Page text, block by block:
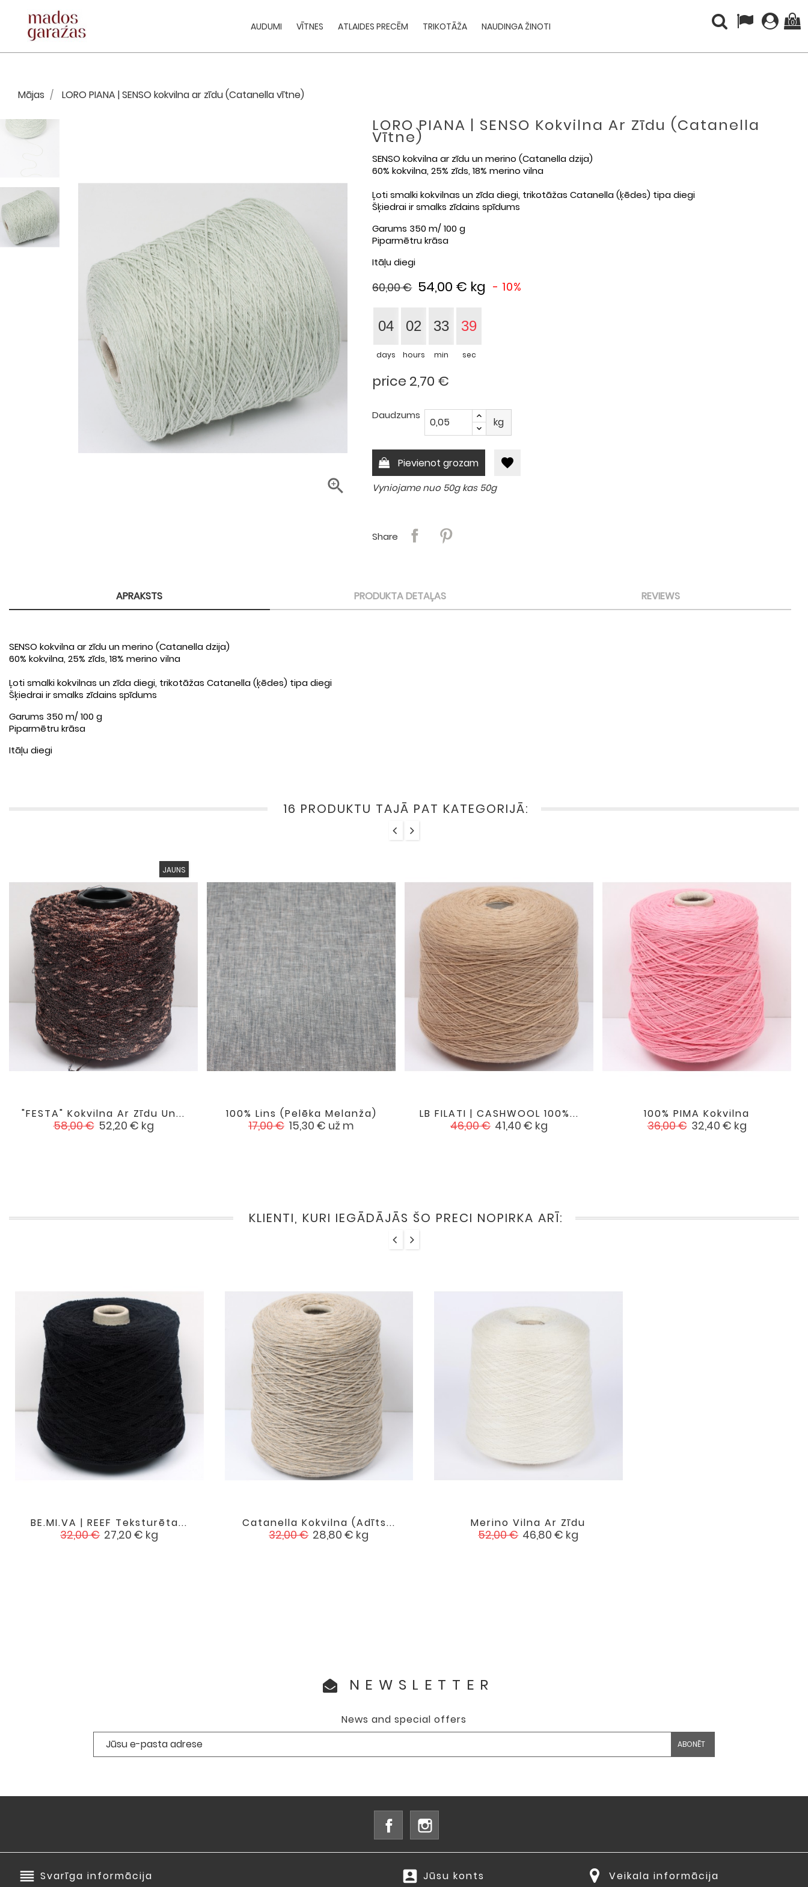
AUDUMI VĪTNES ATLAIDES PRECĒM TRIKOTĀŽA NAUDINGA ŽINOTI (0)
Mājas LORO PIANA | SENSO kokvilna ar zīdu (Catanella vītne)

LORO PIANA | SENSO Kokvilna Ar Zīdu (Catanella
Vītne)
SENSO kokvilna ar zīdu un merino (Catanella dzija)
60% kokvilna, 25% zīds, 18% merino vilna
Ļoti smalki kokvilnas un zīda diegi, trikotāžas Catanella (ķēdes) tipa diegi
Šķiedrai ir smalks zīdains spīdums
Garums 350 m/ 100 g
Piparmētru krāsa
Itāļu diegi
54,00 € kg - 10%
60,00 €
04
days
02
hours
33
min
38
sec
price 2,70 €
Daudzums
kg
Pievienot grozam favorite
Vyniojame nuo 50g kas 50g
Share
APRAKSTS PRODUKTA DETAĻAS REVIEWS
SENSO kokvilna ar zīdu un merino (Catanella dzija)
60% kokvilna, 25% zīds, 18% merino vilna
Ļoti smalki kokvilnas un zīda diegi, trikotāžas Catanella (ķēdes) tipa diegi
Šķiedrai ir smalks zīdains spīdums
Garums 350 m/ 100 g
Piparmētru krāsa
Itāļu diegi
16 PRODUKTU TAJĀ PAT KATEGORIJĀ:
JAUNS
"FESTA" Kokvilna Ar Zīdu Un...
Standarta
58,00 € Cena
52,20 € kg
 favorite
100% Lins (pelēka Melanža)
Standarta
17,00 € Cena
15,30 € už m
 favorite
LB FILATI | CASHWOOL 100%...
Standarta
46,00 € Cena
41,40 € kg
 favorite
100% PIMA Kokvilna
Standarta
36,00 € Cena
32,40 € kg
 favorite
KLIENTI, KURI IEGĀDĀJĀS ŠO PRECI NOPIRKA ARĪ:
BE.MI.VA | REEF Teksturēta...
Standarta
32,00 € Cena
27,20 € kg
 favorite
Catanella Kokvilna (adīts...
Standarta
32,00 € Cena
28,80 € kg
 favorite
Merino Vilna Ar Zīdu
Standarta
52,00 € Cena
46,80 € kg
 favorite
NEWSLETTER
News and special offers
Facebook
reorder Svarīga informācija account_box Jūsu konts Veikala informācija